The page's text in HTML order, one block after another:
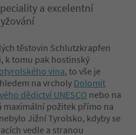
a excelentní
těstovin Schlutzkrapfen
k tomu pak hostinský
vina, to vše je
na vrcholy Dolomit
dědictví UNESCO nebo na
maximální požitek přímo na
Jižní Tyrolsko, kdyby se
vedle a stranou